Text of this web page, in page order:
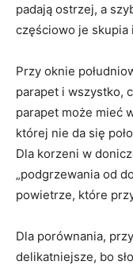
padają ostrzej, a
częściowo je skupia
Przy oknie
parapet i wszystko,
parapet może mieć
której nie da się
Dla korzeni w
„podgrzewania od
powietrze, które
Dla porównania,
delikatniejsze, bo